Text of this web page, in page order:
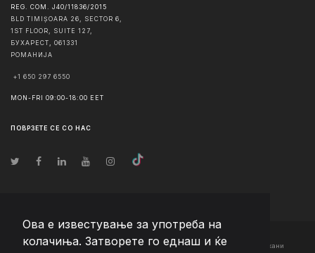
Ова е известување за употреба на
колачиња. Затворете го еднаш и ќе
REG. COM. J40/11836/2015
BLD TIMIȘOARA 26, SECTOR 6,
1ST FLOOR, SUITE 127,
БУХАРЕСТ
061331
РОМАНИЈА
+1 650 297 6550
MON-FRI 09:00-18:00 EET
ПОВРЗЕТЕ СЕ СО НАС
© Авторско право2026 Team Extension Macedonia - Сите права задржани